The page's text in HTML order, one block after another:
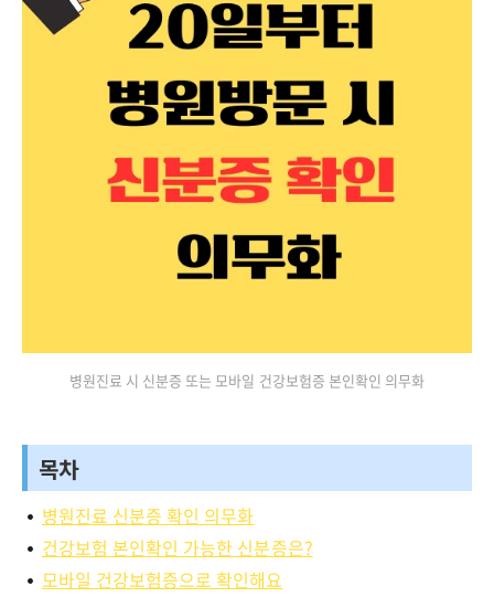
병원진료 시 신분증 또는 모바일 건강보험증 본인확인 의무화
목차
병원진료 신분증 확인 의무화
건강보험 본인확인 가능한 신분증은?
모바일 건강보험증으로 확인해요